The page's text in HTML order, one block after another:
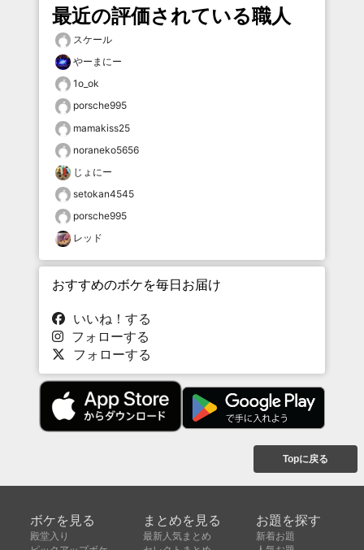
最近の評価されている職人
スケール
やーまにー
1o_ok
porsche995
mamakiss25
noraneko5656
じょにー
setokan4545
porsche995
レッド
おすすめのボケを毎日お届け
いいね！する
フォローする
フォローする
Topに戻る
ボケを見る
殿堂入り
まとめを見る
最新人気まとめ
お題を探す
新着お題